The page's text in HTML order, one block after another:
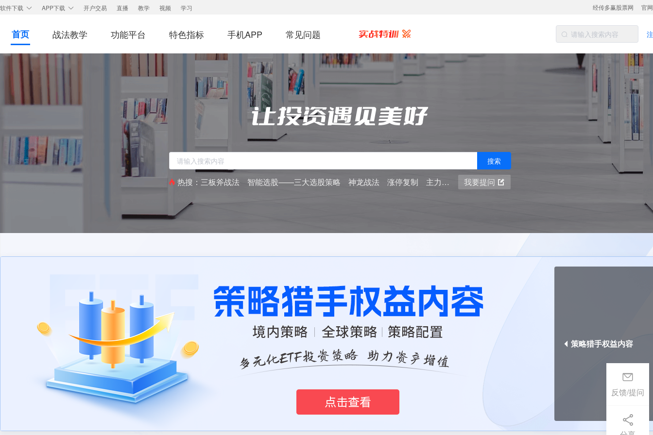
软件下载 APP下载 开户交易 直播 教学 视频 学习 经传多赢股票网 官网
首页 战法教学 功能平台 特色指标 手机APP 常见问题
搜索
热搜： 三板斧战法 智能选股——三大选股策略 神龙战法 涨停复制 主力净买额 我要提问
策略猎手权益内容
反馈/提问